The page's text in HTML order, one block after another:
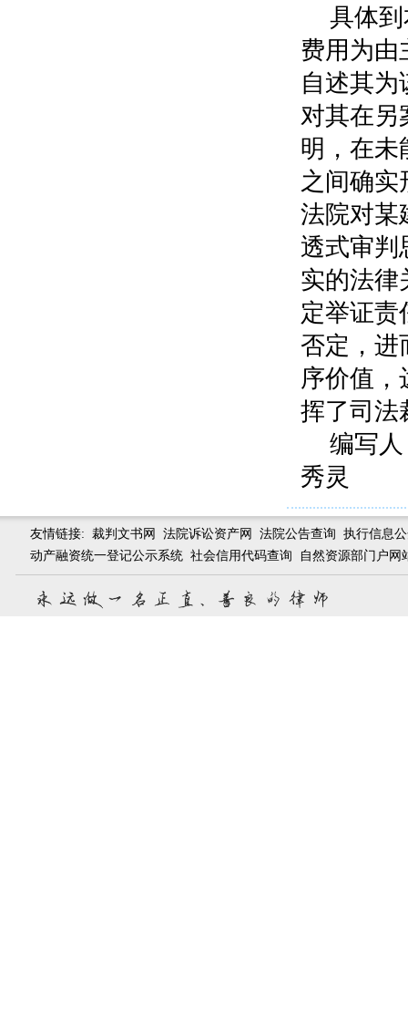
具体
费用为由
自述其
对其在另
明，在未
之间确实
法院对某
透式审判
实的法律
定举证责
否定，进
序价值，
挥了司法
编写
秀灵
友情链接: 裁判文书网 法院诉讼资产网 法院公告查询 执行信息
动产融资统一登记公示系统 社会信用代码查询 自然资源部门户网